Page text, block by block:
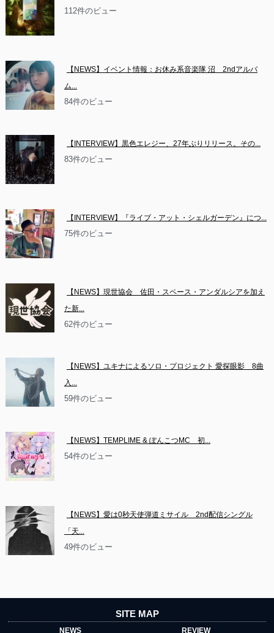
112件のビュー
【NEWS】イベント情報：お休み系音楽隊 沼　2ndアルバ
ム...
84件のビュー
【INTERVIEW】黒色エレジー、27年ぶりリリース。その...
83件のビュー
【INTERVIEW】『ライブ・アット・シェルガーデン』につ...
75件のビュー
【NEWS】現世協会　佐田・スペース・アンダルシアを加え
た新...
62件のビュー
【NEWS】ユキナによるソロ・プロジェクト 愛探眼影　8曲
入...
59件のビュー
【NEWS】TEMPLIME & ぽんこつMC　初...
54件のビュー
【NEWS】愛は0秒天使弾道ミサイル　2nd配信シングル
「天...
49件のビュー
SITE MAP
NEWS REVIEW